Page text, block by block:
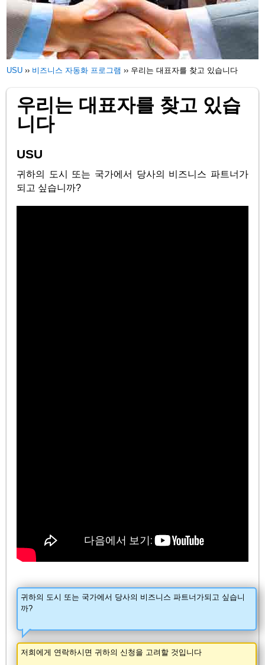
USU ›› 비즈니스 자동화 프로그램 ›› 우리는 대표자를 찾고 있습니다
우리는 대표자를 찾고 있습
니다
USU
귀하의 도시 또는 국가에서 당사의 비즈니스 파트너가
되고 싶습니까?
귀하의 도시 또는 국가에서 당사의 비즈니스 파트너가되고 싶습니
까?
저희에게 연락하시면 귀하의 신청을 고려할 것입니다